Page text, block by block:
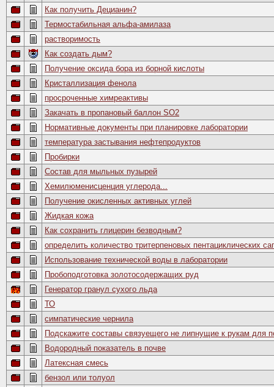
Как получить Децианин?
Термостабильная альфа-амилаза
растворимость
Как создать дым?
Получение оксида бора из борной кислоты
Кристаллизация фенола
просроченные химреактивы
Закачать в пропановый баллон SO2
Нормативные документы при планировке лаборатории
температура застывания нефтепродуктов
Пробирки
Состав для мыльных пузырей
Хемилюменисценция углерода...
Получение окисленных активных углей
Жидкая кожа
Как сохранить глицерин безводным?
определить количество тритерпеновых пентациклических
Использование технической воды в лаборатории
Пробоподготовка золотосодержащих руд
Генератор гранул сухого льда
ТО
симпатические чернила
Подскажите составы связуещего не липнущие к рукам для
Водородный показатель в почве
Латексная смесь
бензол или толуол